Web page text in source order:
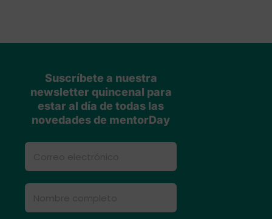
Suscríbete a nuestra
newsletter quincenal para
estar al día de todas las
novedades de mentorDay